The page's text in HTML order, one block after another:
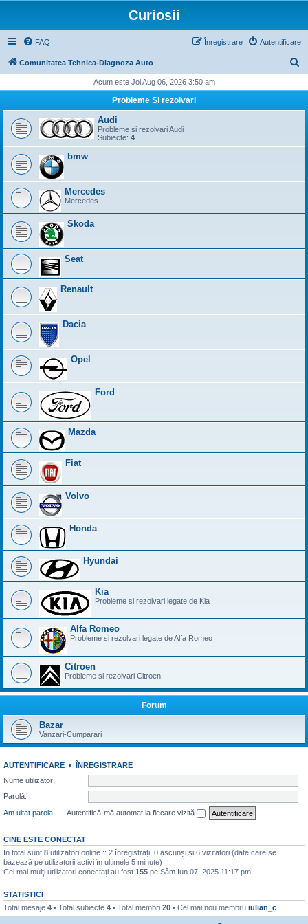
Curiosii
FAQ Autentificare
Înregistrare
Comunitatea Tehnica-Diagnoza Auto
t
r
Acum este Joi Aug 06, 2026 3:50 am
Probleme Si rezolvari
Audi
Probleme si rezolvari Audi
Subiecte: 4
bmw
Mercedes
Mercedes
Skoda
Seat
Renault
Dacia
Opel
Ford
Mazda
Fiat
Volvo
Honda
Hyundai
Kia
Probleme si rezolvari legate de Kia
Alfa Romeo
Probleme si rezolvari legate de Alfa Romeo
Citroen
Probleme si rezolvari Citroen
Forum
Bazar
Vanzari-Cumparari
AUTENTIFICARE • ÎNREGISTRARE
Nume utilizator:
Parolă:
Am uitat parola
Autentifică-mă automat la fiecare vizită
CINE ESTE CONECTAT
In total sunt 8 utilizatori online :: 2 înregistrați, 0 ascunși și 6 vizitatori (date care se
bazează pe utilizatorii activi în ultimele 5 minute)
Cei mai mulţi utilizatori conectaţi au fost 155 pe Sâm Iun 07, 2025 11:17 pm
STATISTICI
Total mesaje 4 • Total subiecte 4 • Total membri 20 • Cel mai nou membru iulian_c